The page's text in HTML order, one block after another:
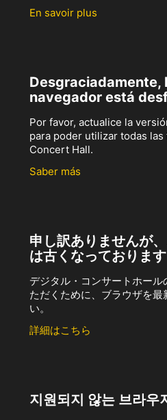
En savoir plus
Desgraciadamente,
navegador está
Por favor, actualice la
para poder utilizar todas
Concert Hall.
Saber más
申し訳ありませんが
は古くなっております
デジタル・コンサートホー
ただくために、ブラウザを最
い。
詳細はこちら
지원되지 않는 브라우